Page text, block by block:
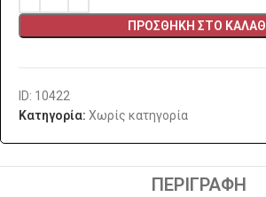
ΠΡΟΣΘΉΚΗ ΣΤΟ ΚΑΛΆΘΙ
ID: 10422
Κατηγορία: Χωρίς κατηγορία
ΠΕΡΙΓΡΑΦΉ